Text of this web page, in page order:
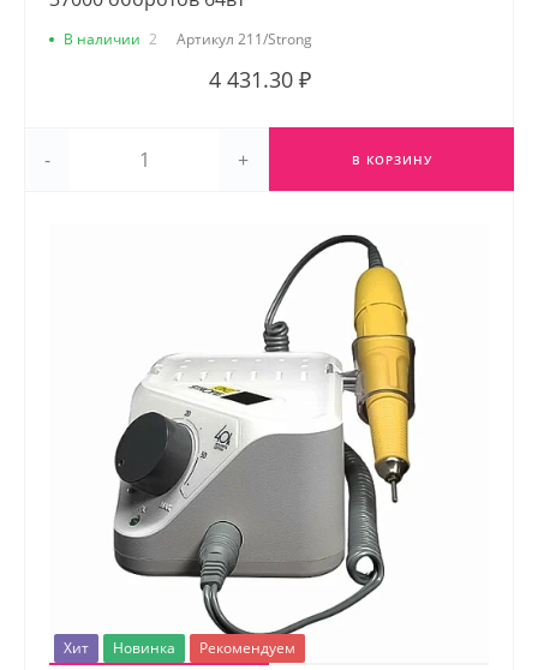
В наличии 2 Артикул 211/Strong
4 431.30 ₽
- + В КОРЗИНУ
Хит Новинка Рекомендуем